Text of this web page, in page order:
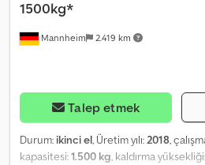
Mannheim 2.419 km
1500kg*
Talep etmek
Durum: ikinci el, Üretim yılı:2018,
kapasitesi:1.500 kg, kaldırma yüksekliği: